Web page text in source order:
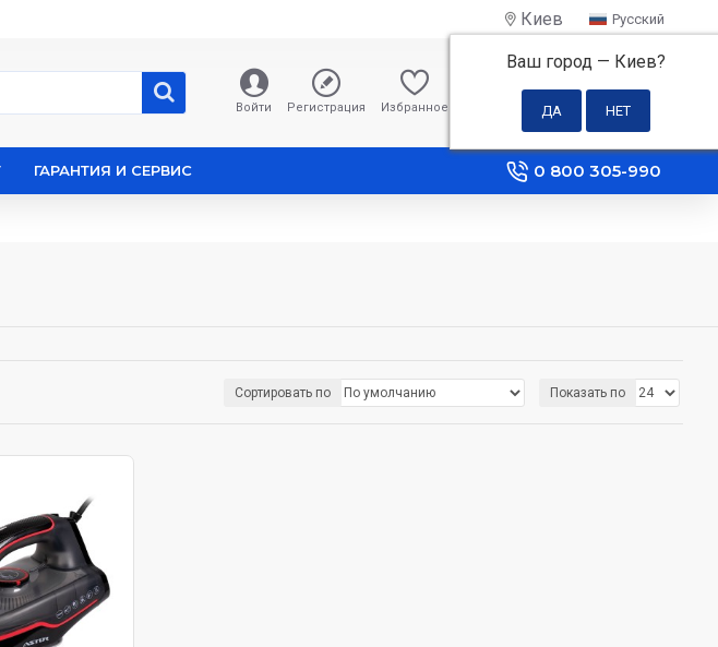
Киев
Ваш город — Киев?
Русский
Войти Регистрация Избранное
0 грн
ГАРАНТИЯ И СЕРВИС 0 800 305-990
Сортировать по Показать по